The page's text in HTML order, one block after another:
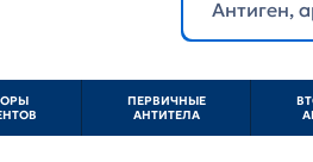
ПЕРВИЧНЫЕ
АНТИТЕЛА